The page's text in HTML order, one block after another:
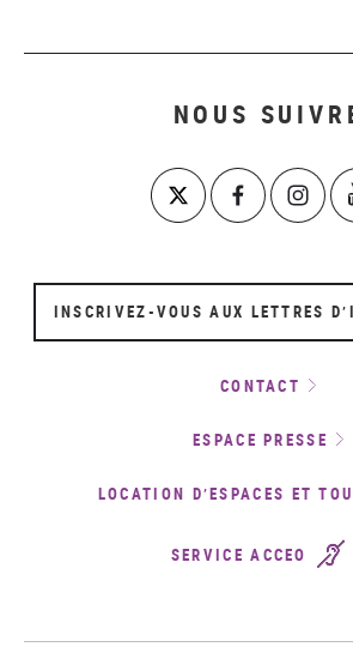
NOUS
INSCRIVEZ-VOUS AUX LETTRES
CONTACT
ESPACE PRESSE
LOCATION D’ESPACES ET
SERVICE ACCEO